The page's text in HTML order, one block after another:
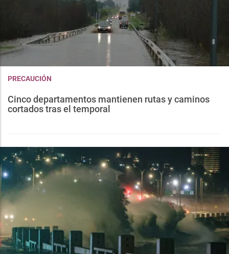
PRECAUCIÓN
Cinco departamentos mantienen rutas y caminos
cortados tras el temporal